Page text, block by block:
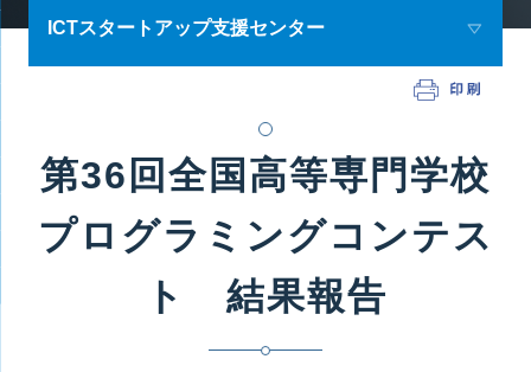
ICTスタートアップ支援センター
第36回全国高等専門学校
プログラミングコンテス
ト 結果報告